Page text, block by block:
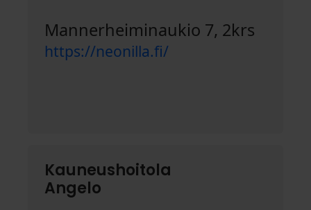
Mannerheiminaukio 7, 2krs
https://neonilla.fi/
Kauneushoitola
Angelo